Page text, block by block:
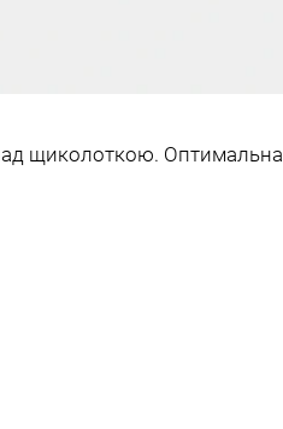
щиколоткою. Оптимальна